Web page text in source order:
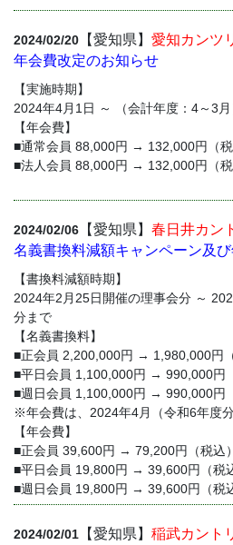
2024/02/20 【愛知県】 愛知カンツ
年会費改定のお知らせ
【実施時期】
2024年4月1日 ～ （会計年度：4～3月
【年会費】
■通常会員 88,000円 → 132,000円（税
■法人会員 88,000円 → 132,000円（税
2024/02/06 【愛知県】 春日井カン
名義書換料減額キャンペーン及
【書換料減額時期】
2024年2月25日開催の理事会分 ～
分まで
【名義書換料】
■正会員 2,200,000円 → 1,980,000円（
■平日会員 1,100,000円 → 990,000円
■週日会員 1,100,000円 → 990,000円
※年会費は、2024年4月（令和6年度
【年会費】
■正会員 39,600円 → 79,200円（税込）
■平日会員 19,800円 → 39,600円（税
■週日会員 19,800円 → 39,600円（税
2024/02/01 【愛知県】 稲武カント